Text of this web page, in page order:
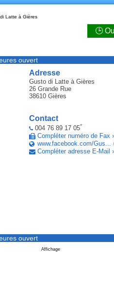
Latte à Gières
🕒
ouvert
Adresse
Gusto di Latteà Gières
26 Grande Rue
38610 Gières
Contact
004 76 89 17 05*
Compléter numéro de Fax
www.facebook.com/Gus...
Compléter adresse E-Mail
ouvert
Affichage